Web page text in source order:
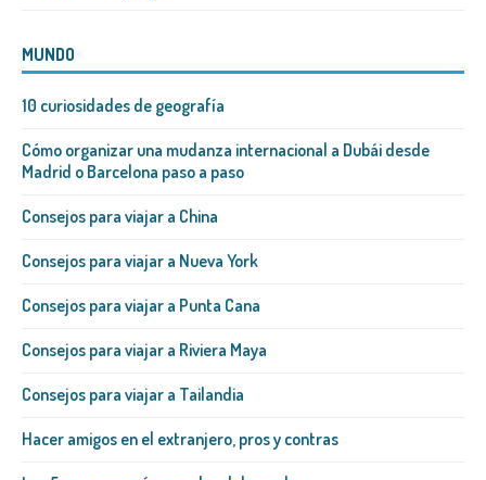
MUNDO
10 curiosidades de geografía
Cómo organizar una mudanza internacional a Dubái desde
Madrid o Barcelona paso a paso
Consejos para viajar a China
Consejos para viajar a Nueva York
Consejos para viajar a Punta Cana
Consejos para viajar a Riviera Maya
Consejos para viajar a Tailandia
Hacer amigos en el extranjero, pros y contras